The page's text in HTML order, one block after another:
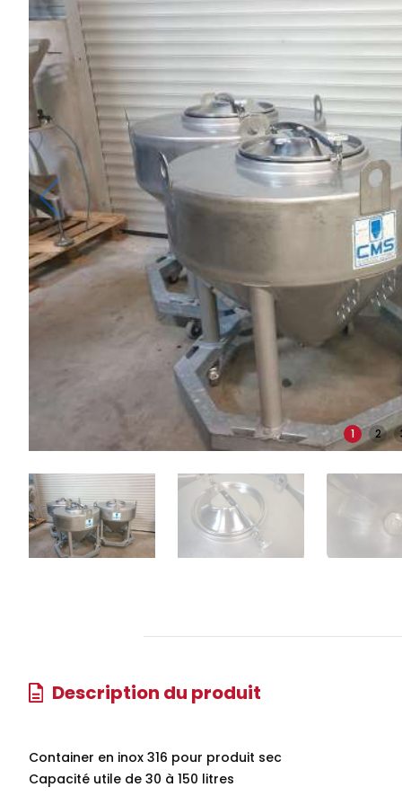
1 2
Description du produit
Container en inox 316 pour produit sec
Capacité utile de 30 à 150 litres